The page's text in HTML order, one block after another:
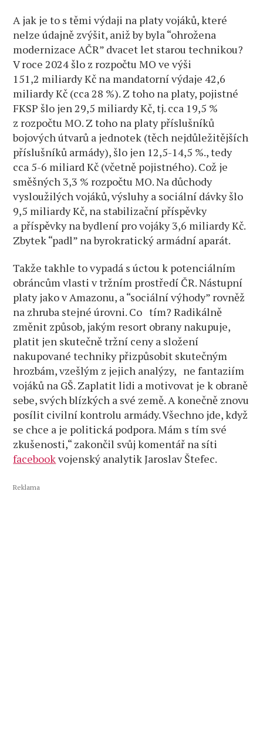
A jak je to s těmi výdaji na platy vojáků, které
nelze údajně zvýšit, aniž by byla “ohrožena
modernizace AČR” dvacet let starou technikou?
V roce 2024 šlo z rozpočtu MO ve výši
151,2 miliardy Kč na mandatorní výdaje 42,6
miliardy Kč (cca 28 %). Z toho na platy, pojistné
FKSP šlo jen 29,5 miliardy Kč, tj. cca 19,5 %
z rozpočtu MO. Z toho na platy příslušníků
bojových útvarů a jednotek (těch nejdůležitějších
příslušníků armády), šlo jen 12,5-14,5 %., tedy
cca 5-6 miliard Kč (včetně pojistného). Což je
směšných 3,3 % rozpočtu MO. Na důchody
vysloužilých vojáků, výsluhy a sociální dávky šlo
9,5 miliardy Kč, na stabilizační příspěvky
a příspěvky na bydlení pro vojáky 3,6 miliardy Kč.
Zbytek “padl” na byrokratický armádní aparát.
Takže takhle to vypadá s úctou k potenciálním
obráncům vlasti v tržním prostředí ČR. Nástupní
platy jako v Amazonu, a “sociální výhody” rovněž
na zhruba stejné úrovni. Co tím? Radikálně
změnit způsob, jakým resort obrany nakupuje,
platit jen skutečně tržní ceny a složení
nakupované techniky přizpůsobit skutečným
hrozbám, vzešlým z jejich analýzy, ne fantaziím
vojáků na GŠ. Zaplatit lidi a motivovat je k obraně
sebe, svých blízkých a své země. A konečně znovu
posílit civilní kontrolu armády. Všechno jde, když
se chce a je politická podpora. Mám s tím své
zkušenosti,“ zakončil svůj komentář na síti
facebookvojenský analytik Jaroslav Štefec.
Reklama